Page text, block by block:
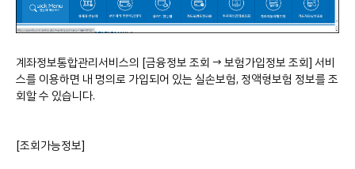
계좌정보통합관리서비스의 [금융정보 조회 → 보험가입정보 조회] 서비
스를 이용하면 내 명의로 가입되어 있는 실손보험, 정액형보험 정보를 조
회할 수 있습니다.
[조회가능정보]